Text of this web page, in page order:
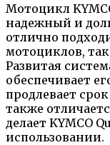
Мотоцикл
надежный и
отлично
мотоциклов,
Развитая
обеспечивает
продлевает
также
делает KYMCO
использовании.